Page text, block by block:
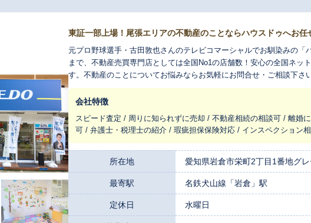
東証一部上場！尾張エリアの不動産のことならハウスドゥへお任
元プロ野球選手・古田敦也さんのテレビコマーシャルでお馴染みの「ハウスドゥ 岩倉・師勝」です。北は北
まで、不動産売買専門店としては全国No1の店舗数！安心の全国ネッ
す。不動産のことについてお悩みならお気軽にお問合せ・ご相談下さ
会社特徴
スピード査定 / 周りに知られずに売却 / 不動産相続の相談可 / 離婚
可 / 弁護士・税理士の紹介 / 瑕疵担保保険対応 / インスペクション
所在地 愛知県岩倉市栄町2丁目1番地グレ
最寄駅 名鉄犬山線「岩倉」駅
定休日 水曜日